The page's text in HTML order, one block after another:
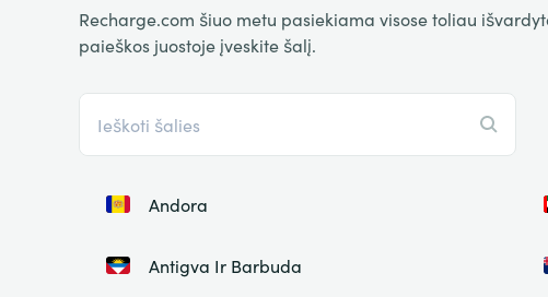
Recharge.com šiuo metu pasiekiama visose toliau
paieškos juostoje įveskite šalį.
Andora
Antigva Ir Barbuda